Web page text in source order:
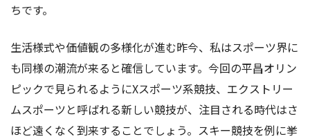
ちです。
生活様式や価値観の多様化が進む昨今、私はスポーツ界に
も同様の潮流が来ると確信しています。今回の平昌オリン
ピックで見られるようにXスポーツ系競技、エクストリー
ムスポーツと呼ばれる新しい競技が、注目される時代はさ
ほど遠くなく到来することでしょう。スキー競技を例に挙